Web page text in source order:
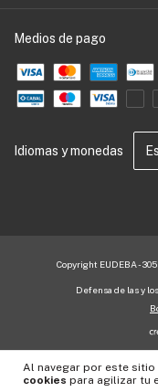
Al navegar por este sitio
cookies para agilizar tu
Medios de pago
Idiomas y monedas
Copyright EUDEBA -
Defensa de las y